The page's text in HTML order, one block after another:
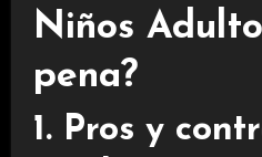
Niños
pena?
1. Pros y